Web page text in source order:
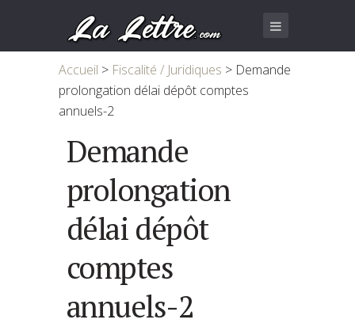
Accueil > Fiscalité / Juridiques > Demande
prolongation délai dépôt comptes
annuels-2
Demande
prolongation
délai dépôt
comptes
annuels-2